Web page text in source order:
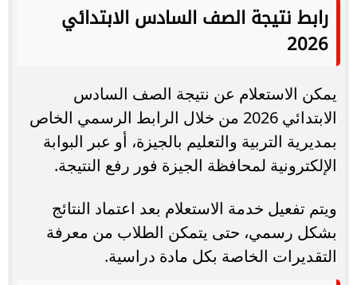
رابط نتيجة الصف السادس الابتدائي
2026
يمكن الاستعلام عن نتيجة الصف السادس
الابتدائي 2026 من خلال الرابط الرسمي الخاص
بمديرية التربية والتعليم بالجيزة، أو عبر البوابة
الإلكترونية لمحافظة الجيزة فور رفع النتيجة.
ويتم تفعيل خدمة الاستعلام بعد اعتماد النتائج
بشكل رسمي، حتى يتمكن الطلاب من معرفة
التقديرات الخاصة بكل مادة دراسية.